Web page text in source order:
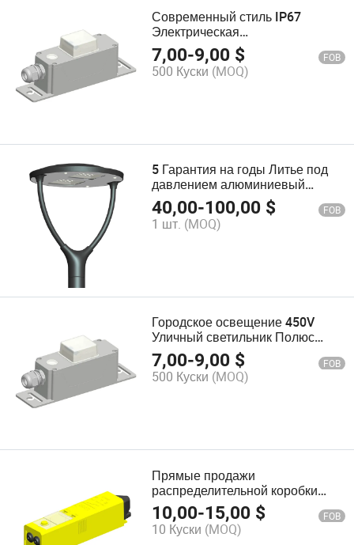
Современный стиль IP67
Электрическая
распределительная коробка для
уличного освещения, коробка
предохранителей для столба
7,00-9,00 $ FOB
500 Куски (MOQ)
5 Гарантия на годы Литье под
давлением алюминиевый
садовый фонарь столб свет
водонепроницаемый уличный
светодиодный садовый свет
40,00-100,00 $ FOB
1 шт. (MOQ)
Городское освещение 450V
Уличный светильник Полюс
Предохранительная коробка На
улице
7,00-9,00 $ FOB
500 Куски (MOQ)
Прямые продажи
распределительной коробки
соединения уличного
освещения для защиты от
молний
10,00-15,00 $ FOB
10 Куски (MOQ)